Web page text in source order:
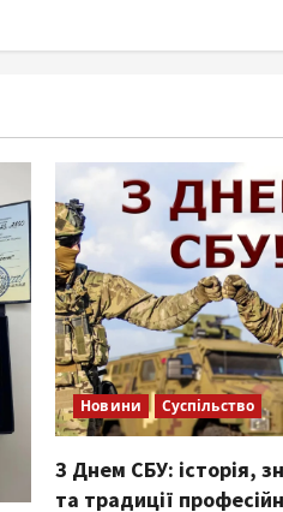
Новини Суспільство
З Днем СБУ: історія,
та традиції